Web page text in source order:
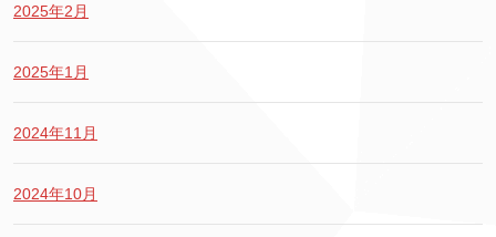
2025年2月
2025年1月
2024年11月
2024年10月